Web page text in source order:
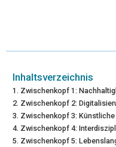
W
T
T
E
E
O
O
K
Inhaltsverzeichnis
Zwischenkopf 1:
Zwischenkopf 2:
Zwischenkopf 3:
Zwischenkopf 4:
Zwischenkopf 5: